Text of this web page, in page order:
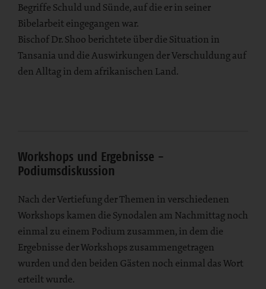
Begriffe Schuld und Sünde, auf die er in seiner
Bibelarbeit eingegangen war.
Bischof Dr. Shoo berichtete über die Situation in
Tansania und die Auswirkungen der Verschuldung auf
den Alltag in dem afrikanischen Land.
Workshops und Ergebnisse -
Podiumsdiskussion
Nach der Vertiefung der Themen in verschiedenen
Workshops kamen die Synodalen am Nachmittag noch
einmal zu einem Podium zusammen, in dem die
Ergebnisse der Workshops zusammengetragen
wurden und den beiden Gästen noch einmal das Wort
erteilt wurde.